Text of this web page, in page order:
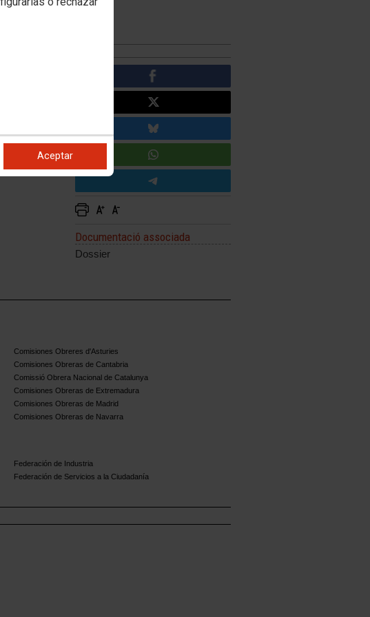
Aceptar
PV ante la
Documentació associada
Dossier
Comisiones Obreres d'Asturies
Comisiones Obreras de Cantabria
Comissió Obrera Nacional de Catalunya
Comisiones Obreras de Extremadura
Comisiones Obreras de Madrid
Comisiones Obreras de Navarra
Federación de Industria
Federación de Servicios a la Ciudadanía